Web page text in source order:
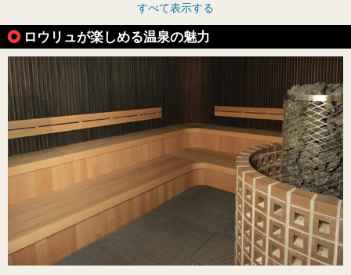
すべて表示する
ロウリュが楽しめる温泉の魅力